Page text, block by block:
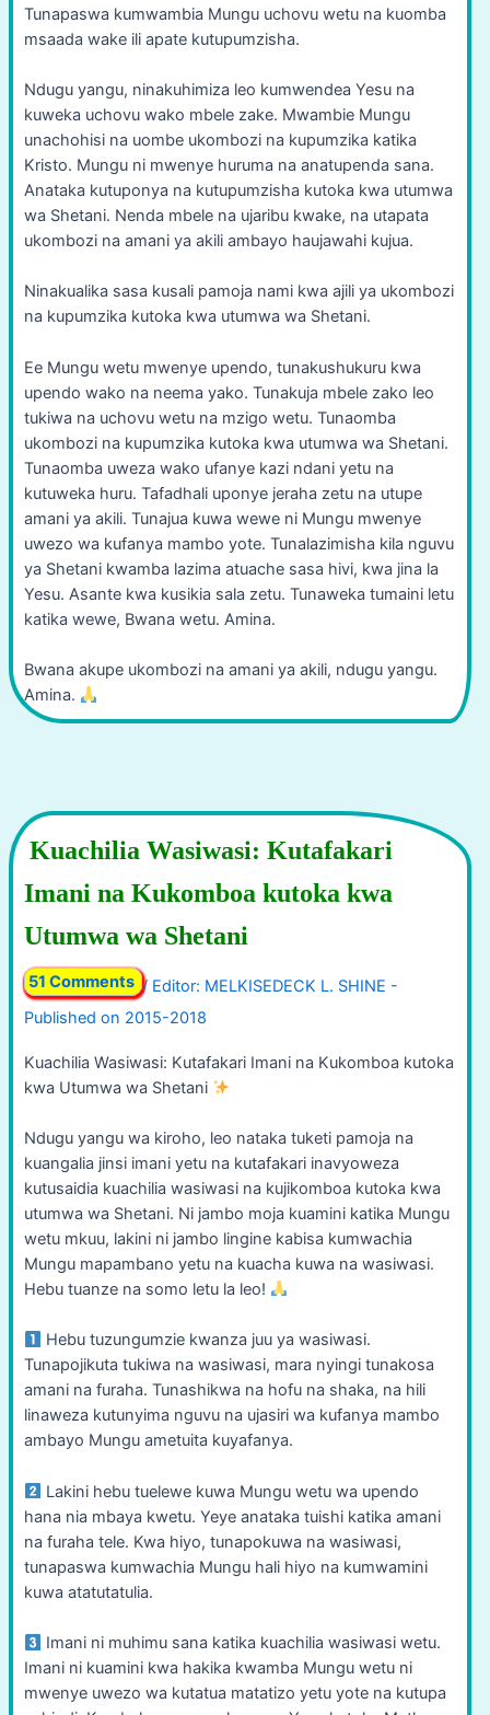
Tunapaswa kumwambia Mungu uchovu wetu na kuomba
msaada wake ili apate kutupumzisha.
Ndugu yangu, ninakuhimiza leo kumwendea Yesu na
kuweka uchovu wako mbele zake. Mwambie Mungu
unachohisi na uombe ukombozi na kupumzika katika
Kristo. Mungu ni mwenye huruma na anatupenda sana.
Anataka kutuponya na kutupumzisha kutoka kwa utumwa
wa Shetani. Nenda mbele na ujaribu kwake, na utapata
ukombozi na amani ya akili ambayo haujawahi kujua.
Ninakualika sasa kusali pamoja nami kwa ajili ya ukombozi
na kupumzika kutoka kwa utumwa wa Shetani.
Ee Mungu wetu mwenye upendo, tunakushukuru kwa
upendo wako na neema yako. Tunakuja mbele zako leo
tukiwa na uchovu wetu na mzigo wetu. Tunaomba
ukombozi na kupumzika kutoka kwa utumwa wa Shetani.
Tunaomba uweza wako ufanye kazi ndani yetu na
kutuweka huru. Tafadhali uponye jeraha zetu na utupe
amani ya akili. Tunajua kuwa wewe ni Mungu mwenye
uwezo wa kufanya mambo yote. Tunalazimisha kila nguvu
ya Shetani kwamba lazima atuache sasa hivi, kwa jina la
Yesu. Asante kwa kusikia sala zetu. Tunaweka tumaini letu
katika wewe, Bwana wetu. Amina.
Bwana akupe ukombozi na amani ya akili, ndugu yangu.
Amina.
Kuachilia Wasiwasi: Kutafakari
Imani na Kukomboa kutoka kwa
Utumwa wa Shetani
51 Comments /
Kuachilia Wasiwasi: Kutafakari Imani na Kukomboa kutoka
kwa Utumwa wa Shetani
Ndugu yangu wa kiroho, leo nataka tuketi pamoja na
kuangalia jinsi imani yetu na kutafakari inavyoweza
kutusaidia kuachilia wasiwasi na kujikomboa kutoka kwa
utumwa wa Shetani. Ni jambo moja kuamini katika Mungu
wetu mkuu, lakini ni jambo lingine kabisa kumwachia
Mungu mapambano yetu na kuacha kuwa na wasiwasi.
Hebu tuanze na somo letu la leo!
Hebu tuzungumzie kwanza juu ya wasiwasi.
Tunapojikuta tukiwa na wasiwasi, mara nyingi tunakosa
amani na furaha. Tunashikwa na hofu na shaka, na hili
linaweza kutunyima nguvu na ujasiri wa kufanya mambo
ambayo Mungu ametuita kuyafanya.
Lakini hebu tuelewe kuwa Mungu wetu wa upendo
hana nia mbaya kwetu. Yeye anataka tuishi katika amani
na furaha tele. Kwa hiyo, tunapokuwa na wasiwasi,
tunapaswa kumwachia Mungu hali hiyo na kumwamini
kuwa atatutatulia.
Imani ni muhimu sana katika kuachilia wasiwasi wetu.
Imani ni kuamini kwa hakika kwamba Mungu wetu ni
mwenye uwezo wa kutatua matatizo yetu yote na kutupa